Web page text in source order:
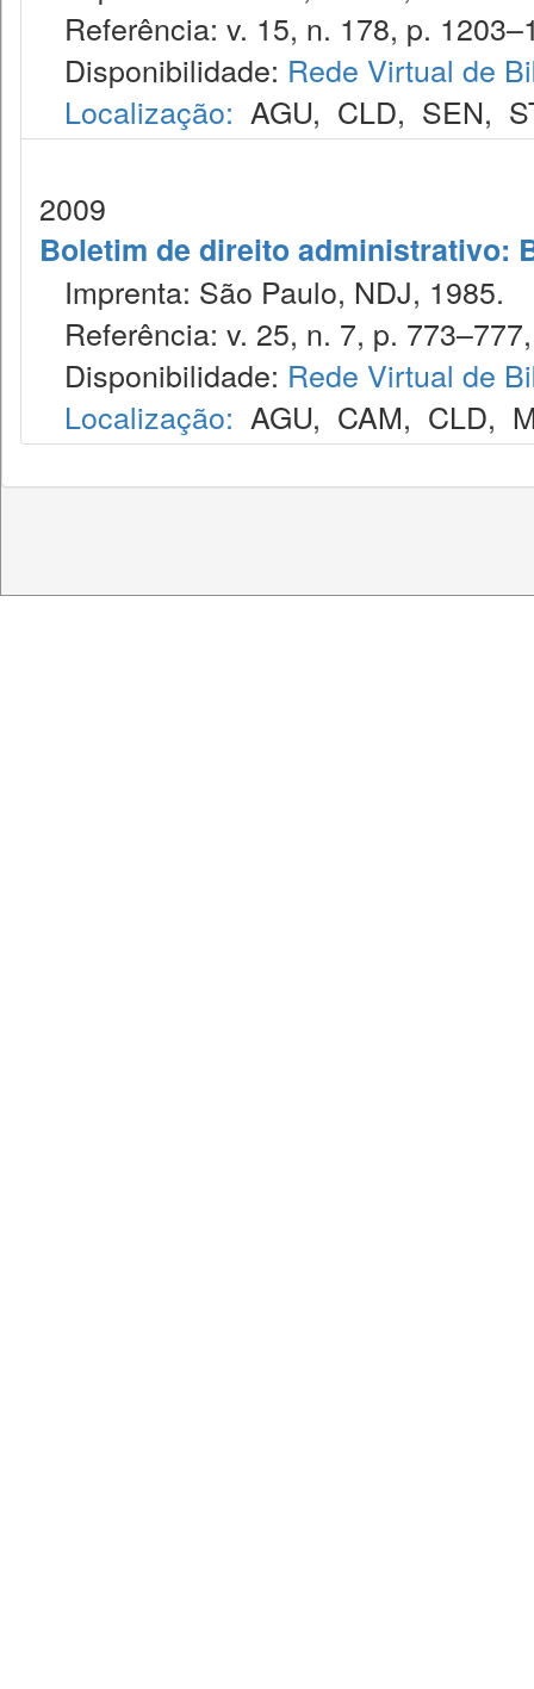
Referência: v. 15, n. 178, p.
Disponibilidade: Rede Virtual de
Localização: AGU, CLD, SEN,
2009
Boletim de direito administrativo:
Imprenta: São Paulo, NDJ, 1985.
Referência: v. 25, n. 7, p.
Disponibilidade: Rede Virtual de
Localização: AGU, CAM, CLD,